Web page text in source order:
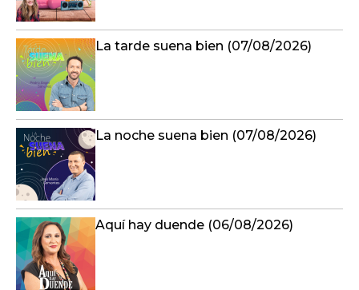
La tarde suena bien (07/08/2026)
La noche suena bien (07/08/2026)
Aquí hay duende (06/08/2026)